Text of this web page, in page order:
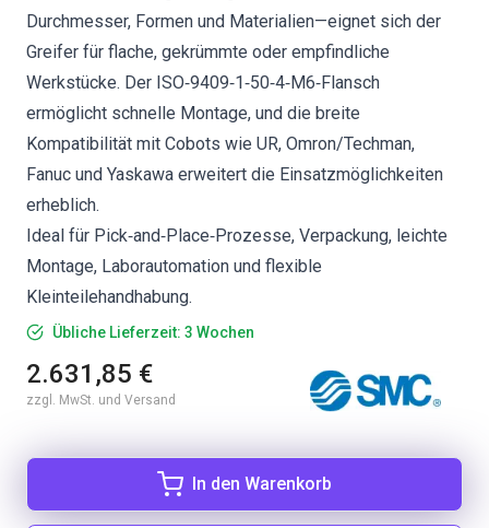
Durchmesser, Formen und Materialien—eignet sich der
Greifer für flache, gekrümmte oder empfindliche
Werkstücke. Der ISO‑9409‑1‑50‑4‑M6‑Flansch
ermöglicht schnelle Montage, und die breite
Kompatibilität mit Cobots wie UR, Omron/Techman,
Fanuc und Yaskawa erweitert die Einsatzmöglichkeiten
erheblich.
Ideal für Pick‑and‑Place‑Prozesse, Verpackung, leichte
Montage, Laborautomation und flexible
Kleinteilehandhabung.
Übliche Lieferzeit: 3 Wochen
2.631,85 €
zzgl. MwSt. und Versand
In den Warenkorb